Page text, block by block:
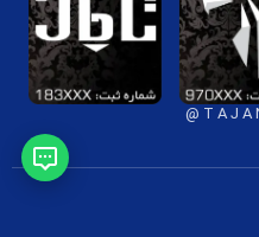
T A J A N